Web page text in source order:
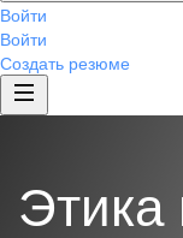
Войти
Войти
Создать резюме
Этика